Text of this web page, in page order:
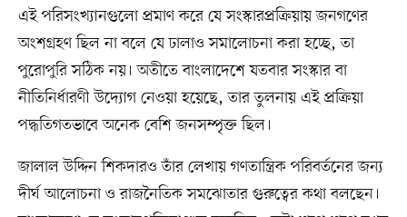
এই পরিসংখ্যানগুলো প্রমাণ করে যে সংস্কারপ্রক্রিয়ায় জনগণের
অংশগ্রহণ ছিল না বলে যে ঢালাও সমালোচনা করা হচ্ছে, তা
পুরোপুরি সঠিক নয়। অতীতে বাংলাদেশে যতবার সংস্কার বা
নীতিনির্ধারণী উদ্যোগ নেওয়া হয়েছে, তার তুলনায় এই প্রক্রিয়া
পদ্ধতিগতভাবে অনেক বেশি জনসম্পৃক্ত ছিল।
জালাল উদ্দিন শিকদারও তাঁর লেখায় গণতান্ত্রিক পরিবর্তনের জন্য
দীর্ঘ আলোচনা ও রাজনৈতিক সমঝোতার গুরুত্বের কথা বলছেন।